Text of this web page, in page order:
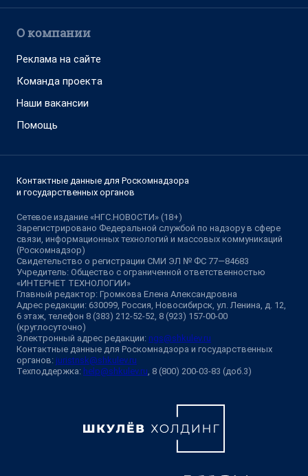
О компании
Реклама на сайте
Команда проекта
Наши вакансии
Помощь
Контактные данные для Роскомнадзора
и государственных органов
Сетевое издание «НГС.НОВОСТИ» (18+)
Зарегистрировано Федеральной службой по надзору в сфере
связи, информационных технологий и массовых коммуникаций
(Роскомнадзор)
Свидетельство о регистрации СМИ ЭЛ № ФС 77—84683
Учредитель: Общество с ограниченной ответственностью
«ИНТЕРНЕТ ТЕХНОЛОГИИ»
Главный редактор: Громкова Елена Александровна
Адрес редакции: 630099, Россия, Новосибирск, ул. Ленина, д. 12,
6 этаж, телефон 8 (383) 212-52-52, 8 (923) 157-00-00
(круглосуточно)
Электронный адрес редакции: ngs@shkulev.ru
Контактные данные для Роскомнадзора и государственных
органов: juristnsk@shkulev.ru
Техподдержка: help@shkulev.ru, 8 (800) 200-03-83 (доб.3)